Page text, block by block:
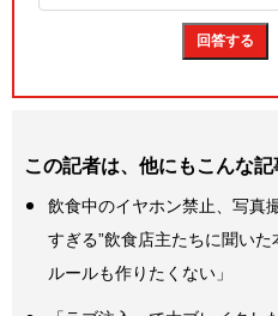
この記者は、他にもこんな
飲食中のイヤホン禁止、写真
すぎる”飲食店主たちに聞い
ルールも作りたくない」